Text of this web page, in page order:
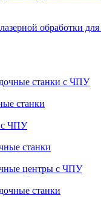
обработки для
станки с ЧПУ
cтанки
с ЧПУ
станки
центры с ЧПУ
станки